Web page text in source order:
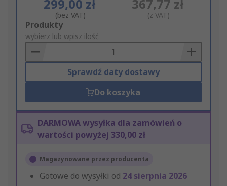
299,00 zł
(bez VAT)
367,77 zł
(z VAT)
Add
to
Basket
Produkty
wybierz lub wpisz ilość
Sprawdź daty dostawy
Do koszyka
DARMOWA wysyłka dla zamówień o
wartości powyżej 330,00 zł
Magazynowane przez producenta
Gotowe do wysyłki od 24 sierpnia 2026